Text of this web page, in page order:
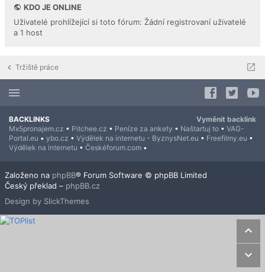
KDO JE ONLINE
Uživatelé prohlížející si toto fórum: Žádní registrovaní uživatelé
a 1 host
Tržiště práce
BACKLINKS
Vyměnit backlink
Mx5pronajem.cz • Pitchee.cz • Peníze za ankety • Naštartuj to • VAG-
Portal.eu • ybo.cz • Výdělek na internetu - ByznysNet.eu • Freefilmy.eu •
Výdělek na internetu • Českéforum.com •
Založeno na phpBB® Forum Software © phpBB Limited
Český překlad – phpBB.cz
Design by SlickThemes